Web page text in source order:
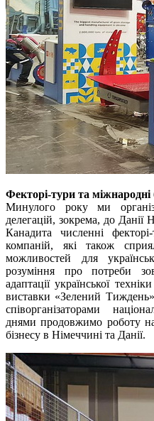
Фекторі-тури та міжнародні
Минулого року ми
делегацій, зокрема, до Данії
Канадита численні
компаній, які також
можливостей для
розуміння про потреби
адаптації української
виставки «Зелений
співорганізаторами
днями продовжимо роботу
бізнесу в Німеччині та Данії.